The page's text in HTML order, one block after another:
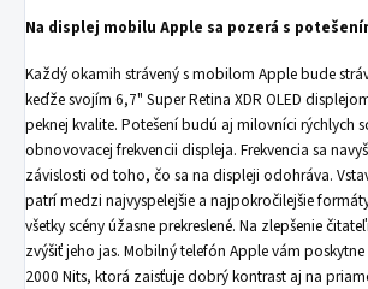
Na displej mobilu Apple sa pozerá s
Každý okamih strávený s mobilom Apple bude
keďže svojím 6,7" Super Retina XDR OLED
peknej kvalite. Potešení budú aj milovníci rýchlych
obnovovacej frekvencii displeja. Frekvencia sa
závislosti od toho, čo sa na displeji odohráva.
patrí medzi najvyspelejšie a najpokročilejšie
všetky scény úžasne prekreslené. Na zlepšenie
zvýšiť jeho jas. Mobilný telefón Apple vám
2000 Nits, ktorá zaisťuje dobrý kontrast aj na